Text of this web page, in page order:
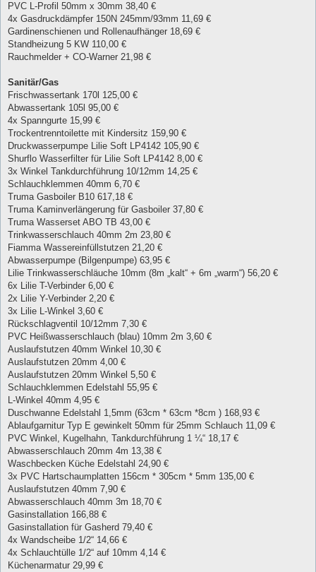
PVC L-Profil 50mm x 30mm 38,40 €
4x Gasdruckdämpfer 150N 245mm/93mm 11,69 €
Gardinenschienen und Rollenaufhänger 18,69 €
Standheizung 5 KW 110,00 €
Rauchmelder + CO-Warner 21,98 €
Sanitär/Gas
Frischwassertank 170l 125,00 €
Abwassertank 105l 95,00 €
4x Spanngurte 15,99 €
Trockentrenntoilette mit Kindersitz 159,90 €
Druckwasserpumpe Lilie Soft LP4142 105,90 €
Shurflo Wasserfilter für Lilie Soft LP4142 8,00 €
3x Winkel Tankdurchführung 10/12mm 14,25 €
Schlauchklemmen 40mm 6,70 €
Truma Gasboiler B10 617,18 €
Truma Kaminverlängerung für Gasboiler 37,80 €
Truma Wasserset ABO TB 43,00 €
Trinkwasserschlauch 40mm 2m 23,80 €
Fiamma Wassereinfüllstutzen 21,20 €
Abwasserpumpe (Bilgenpumpe) 63,95 €
Lilie Trinkwasserschläuche 10mm (8m „kalt“ + 6m „warm“) 56,20 €
6x Lilie T-Verbinder 6,00 €
2x Lilie Y-Verbinder 2,20 €
3x Lilie L-Winkel 3,60 €
Rückschlagventil 10/12mm 7,30 €
PVC Heißwasserschlauch (blau) 10mm 2m 3,60 €
Auslaufstutzen 40mm Winkel 10,30 €
Auslaufstutzen 20mm 4,00 €
Auslaufstutzen 20mm Winkel 5,50 €
Schlauchklemmen Edelstahl 55,95 €
L-Winkel 40mm 4,95 €
Duschwanne Edelstahl 1,5mm (63cm * 63cm *8cm ) 168,93 €
Ablaufgarnitur Typ E gewinkelt 50mm für 25mm Schlauch 11,09 €
PVC Winkel, Kugelhahn, Tankdurchführung 1 ¼“ 18,17 €
Abwasserschlauch 20mm 4m 13,38 €
Waschbecken Küche Edelstahl 24,90 €
3x PVC Hartschaumplatten 156cm * 305cm * 5mm 135,00 €
Auslaufstutzen 40mm 7,90 €
Abwasserschlauch 40mm 3m 18,70 €
Gasinstallation 166,88 €
Gasinstallation für Gasherd 79,40 €
4x Wandscheibe 1/2“ 14,66 €
4x Schlauchtülle 1/2“ auf 10mm 4,14 €
Küchenarmatur 29,99 €